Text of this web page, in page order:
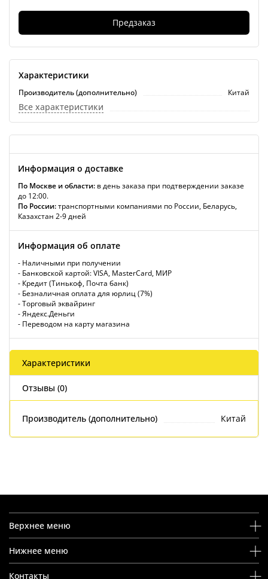
Предзаказ
Характеристики
Производитель (дополнительно) Китай
Все характеристики
Информация о доставке
По Москве и области: в день заказа при подтверждении заказе
до 12:00.
По России:транспортными компаниями по России, Беларусь,
Казахстан 2-9 дней
Информация об оплате
- Наличными при получении
- Банковской картой: VISA, MasterCard, МИР
- Кредит (Тинькоф, Почта банк)
- Безналичная оплата для юрлиц (7%)
- Торговый эквайринг
- Яндекс.Деньги
- Переводом на карту магазина
Характеристики
Отзывы (0)
Производитель (дополнительно) Китай
Верхнее меню
Нижнее меню
Контакты